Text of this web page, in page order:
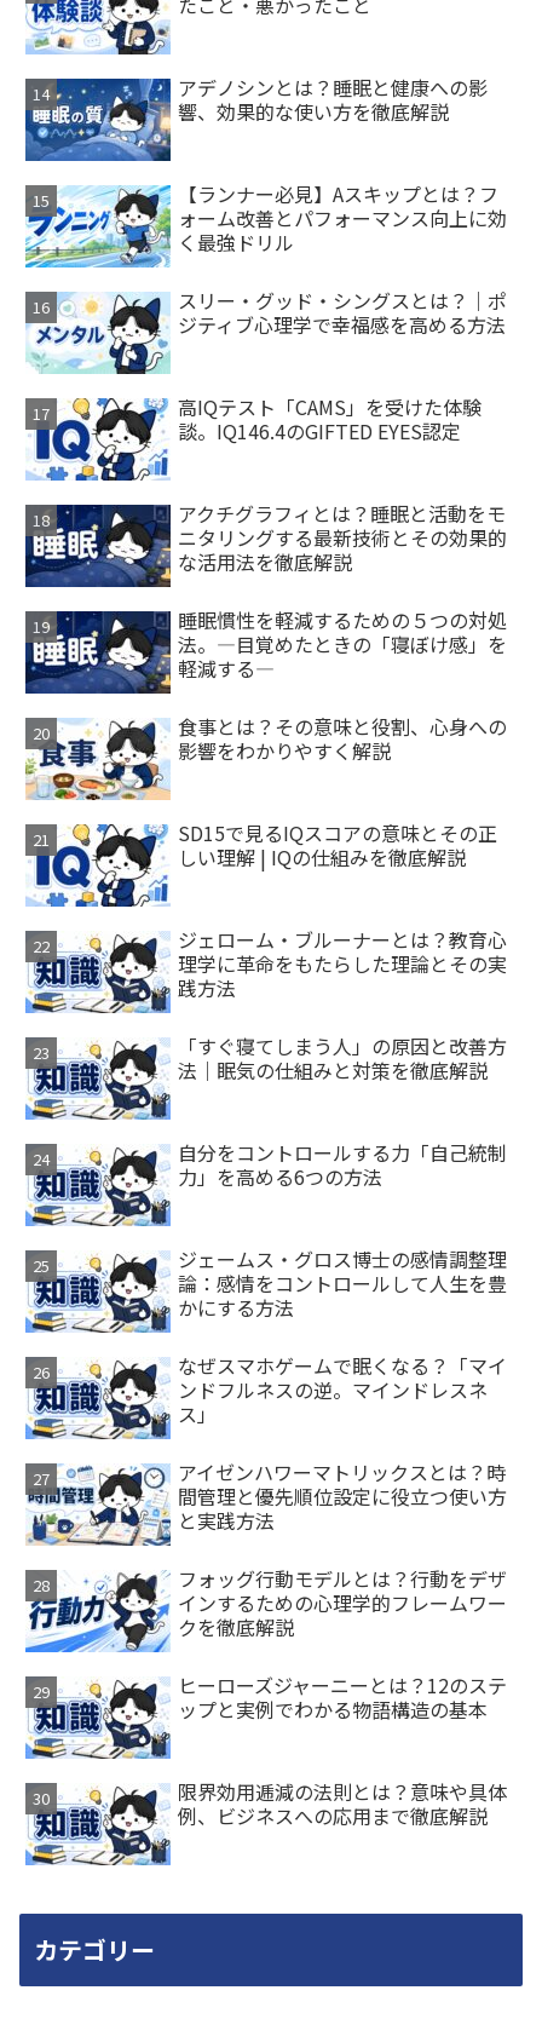
アデノシンとは？睡眠と健康への影
響、効果的な使い方を徹底解説
【ランナー必見】Aスキップとは？フ
ォーム改善とパフォーマンス向上に効
く最強ドリル
スリー・グッド・シングスとは？｜ポ
ジティブ心理学で幸福感を高める方法
高IQテスト「CAMS」を受けた体験
談。IQ146.4のGIFTED EYES認定
アクチグラフィとは？睡眠と活動をモ
ニタリングする最新技術とその効果的
な活用法を徹底解説
睡眠慣性を軽減するための５つの対処
法。―目覚めたときの「寝ぼけ感」を
軽減する―
食事とは？その意味と役割、心身への
影響をわかりやすく解説
SD15で見るIQスコアの意味とその正
しい理解 | IQの仕組みを徹底解説
ジェローム・ブルーナーとは？教育心
理学に革命をもたらした理論とその実
践方法
「すぐ寝てしまう人」の原因と改善方
法｜眠気の仕組みと対策を徹底解説
自分をコントロールする力「自己統制
力」を高める6つの方法
ジェームス・グロス博士の感情調整理
論：感情をコントロールして人生を豊
かにする方法
なぜスマホゲームで眠くなる？「マイ
ンドフルネスの逆。マインドレスネ
ス」
アイゼンハワーマトリックスとは？時
間管理と優先順位設定に役立つ使い方
と実践方法
フォッグ行動モデルとは？行動をデザ
インするための心理学的フレームワー
クを徹底解説
ヒーローズジャーニーとは？12のステ
ップと実例でわかる物語構造の基本
限界効用逓減の法則とは？意味や具体
例、ビジネスへの応用まで徹底解説
カテゴリー